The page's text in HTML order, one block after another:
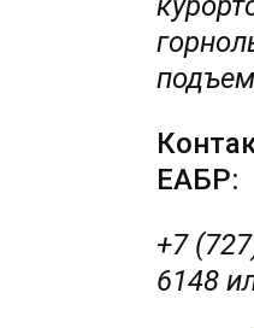
ЕАБР:
+7
6148